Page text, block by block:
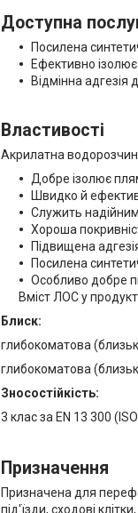
Доступна
Посилена
Ефективно
Відмінна адгезія
Властивості
Акрилатна
Добре ізолює
Швидко й
Служить
Хороша
Підвищена
Посилена
Особливо добре
Вміст ЛОС у
Блиск:
глибокоматова
глибокоматова
Зносостійкість:
3 клас за EN 13 300
Призначення
Призначена для
під'їзди, сходові